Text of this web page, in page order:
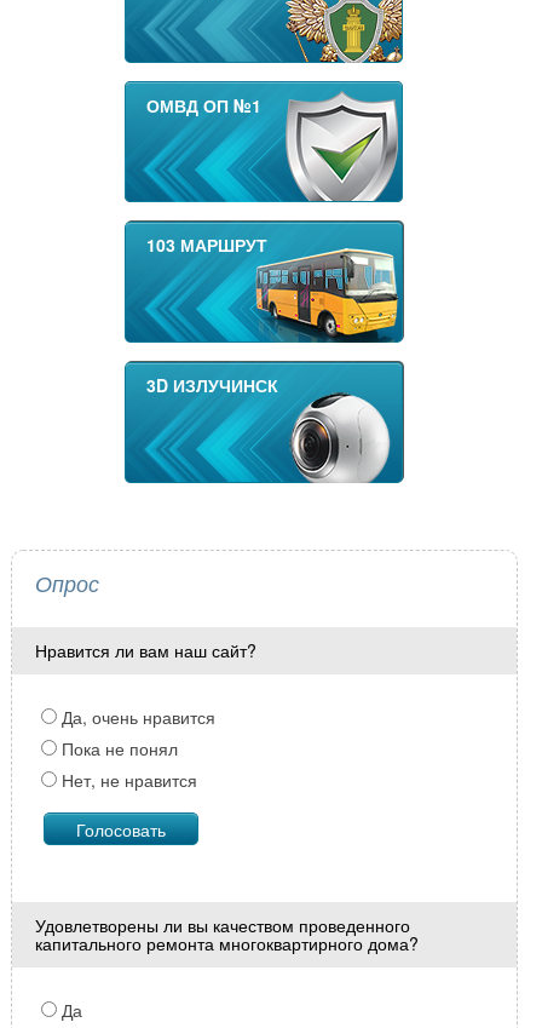
ОМВД ОП №1
103 МАРШРУТ
3D ИЗЛУЧИНСК
Опрос
Нравится ли вам наш сайт?
Да, очень нравится
Пока не понял
Нет, не нравится
Удовлетворены ли вы качеством проведенного
капитального ремонта многоквартирного дома?
Да